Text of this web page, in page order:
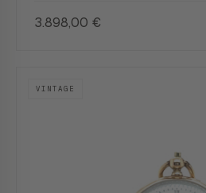
3.898,00 €
VINTAGE